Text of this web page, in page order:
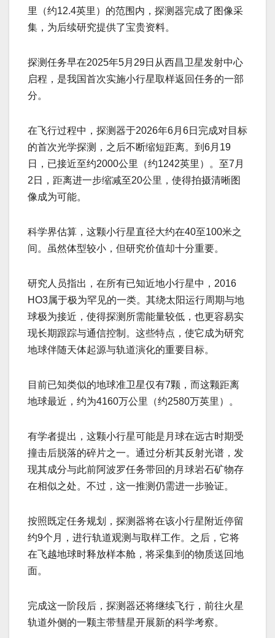
里（约12.4英里）的范围内，探测器完成了图像采
集，为后续研究提供了宝贵资料。
探测任务早在2025年5月29日从西昌卫星发射中心
启程，是我国首次实施小行星取样返回任务的一部
分。
在飞行过程中，探测器于2026年6月6日完成对目标
的首次光学探测，之后不断缩短距离。到6月19
日，已接近至约2000公里（约1242英里）。至7月
2日，距离进一步缩减至20公里，使得拍摄清晰图
像成为可能。
科学界估算，这颗小行星直径大约在40至100米之
间。虽然体型较小，但研究价值却十分重要。
研究人员指出，在所有已知近地小行星中，2016
HO3属于极为罕见的一类。其绕太阳运行周期与地
球极为接近，使得探测所需能量较低，也更容易实
现长期跟踪与通信控制。这些特点，使它成为研究
地球伴随天体起源与轨道演化的重要目标。
目前已知类似的地球准卫星仅有7颗，而这颗距离
地球最近，约为4160万公里（约2580万英里）。
有学者提出，这颗小行星可能是月球在远古时期受
撞击后脱落的碎片之一。通过分析其反射光谱，发
现其成分与此前阿波罗任务带回的月球岩石矿物存
在相似之处。不过，这一推测仍需进一步验证。
按照既定任务规划，探测器将在该小行星附近停留
约9个月，进行轨道观测与取样工作。之后，它将
在飞越地球时释放样本舱，将采集到的物质送回地
面。
完成这一阶段后，探测器还将继续飞行，前往火星
轨道外侧的一颗主带彗星开展新的科学考察。